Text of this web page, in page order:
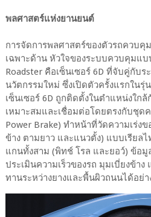
พลศาสตร์แห่งยานยนต์
การจัดการพลศาสตร์ของตัวรถควบคุ
เฉพาะด้าน หัวใจของระบบควบคุมแ
Roadster คือเซ็นเซอร์ 6D ที่จับคู่กับ
นวัตกรรมใหม่ ซึ่งเปิดตัวครั้งแรกในรุ่
เซ็นเซอร์ 6D ถูกติดตั้งในตำแหน่งใก
เหมาะสมและเชื่อมต่อโดยตรงกับชุด
Power Brake) ทำหน้าที่วัดความเร่ง
ข้าง ตามยาว และแนวตั้ง) แบบเรียลไ
แกนทั้งสาม (พิทช์ โรล และยอว์) ข้อมู
ประเมินความเร็วของรถ มุมเบี่ยงข้า
ทานระหว่างยางและพื้นผิวถนนได้อย่